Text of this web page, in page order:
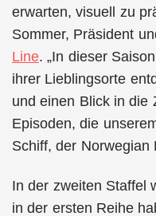
erwarten, visuell zu
Sommer, Präsident
Line. „In dieser
ihrer Lieblingsorte
und einen Blick in die
Episoden, die
Schiff, der Norwegian
In der zweiten Staffel
in der ersten Reihe